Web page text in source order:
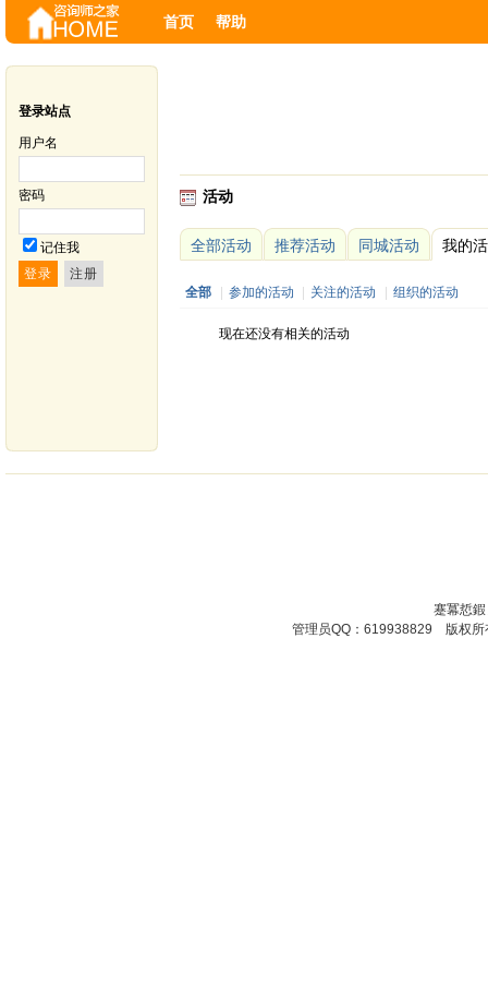
首页 帮助
登录站点
用户名
密码
记住我
活动
全部活动 推荐活动 同城活动 我的
全部 参加的活动 关注的活动 组织的活动
现在还没有相关的活动
蹇冪悊
管理员QQ：619938829 版权